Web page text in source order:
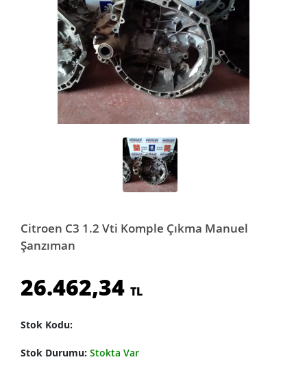
Citroen C3 1.2 Vti Komple Çıkma Manuel
Şanzıman
26.462,34 TL
Stok Kodu:
Stok Durumu: Stokta Var